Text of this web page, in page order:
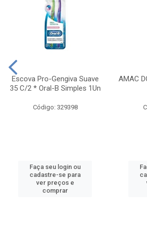
Escova Pro-Gengiva Suave
35 C/2 * Oral-B Simples 1Un
Código: 329398
Faça seu login ou
cadastre-se para
ver preços e
comprar
AMAC